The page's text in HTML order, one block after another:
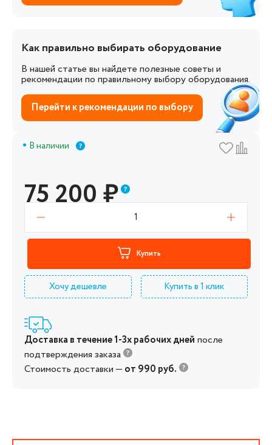
Как правильно выбирать оборудование
В нашей статье вы найдете полезные советы и
рекомендации по правильному выбору оборудования.
Перейти к рекомендации по выбору
В наличии
75 200₽
1
Купить
Хочу дешевле Купить в 1 клик
Доставка в течение 1-3х рабочих дней после
подтверждения заказа
Стоимость доставки — от 990 руб.